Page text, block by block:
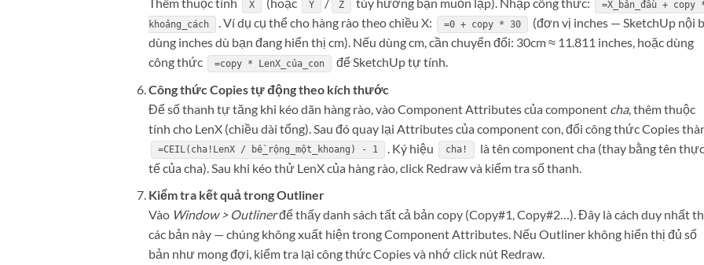
X Y Z
=X_bản_đầu + copy
khoảng_cách
. Ví dụ cụ thể cho hàng rào theo chiều X: =0 + copy * 30
(đơn vị inches — SketchUp nội
dùng inches dù bạn đang hiển thị cm). Nếu dùng cm, cần chuyển đổi: 30cm ≈ 11.811 inches, hoặc dùng
công thức
=copy * LenX_của_con
để SketchUp tự tính.
Công thức Copies tự động theo kích thước
Để số thanh tự tăng khi kéo dãn hàng rào, vào Component Attributes của component cha, thêm thuộc
tính cho LenX (chiều dài tổng). Sau đó quay lại Attributes của component con, đổi công thức Copies
=CEIL(cha!LenX / bề_rộng_một_khoang) - 1 . Ký hiệu cha!
là tên component cha (thay bằng tên thực
tế của cha). Sau khi kéo thử LenX của hàng rào, click Redraw và kiểm tra số thanh.
Kiểm tra kết quả trong Outliner
Vào Window > Outlinerđể thấy danh sách tất cả bản copy (Copy#1, Copy#2…). Đây là cách duy nhất
các bản này — chúng không xuất hiện trong Component Attributes. Nếu Outliner không hiển thị đủ số
bản như mong đợi, kiểm tra lại công thức Copies và nhớ click nút Redraw.